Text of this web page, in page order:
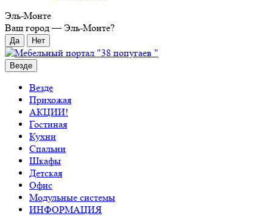
Эль-Монте
Ваш город —Эль-Монте?
Везде
Везде
Прихожая
АКЦИИ!
Гостиная
Кухни
Спальни
Шкафы
Детская
Офис
Модульные системы
ИНФОРМАЦИЯ